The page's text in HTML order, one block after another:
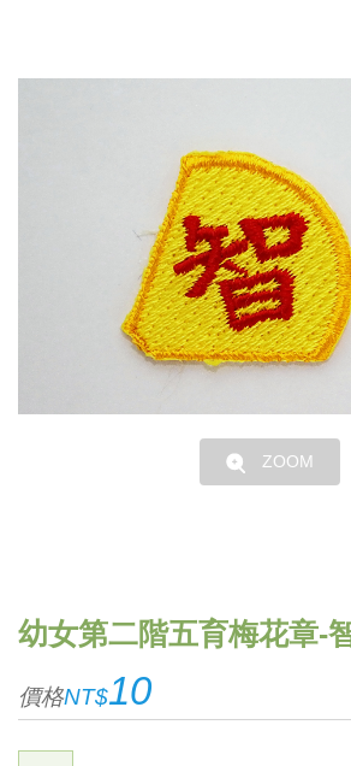
ZOOM
幼女第二階五育梅花章-
價格NT$10